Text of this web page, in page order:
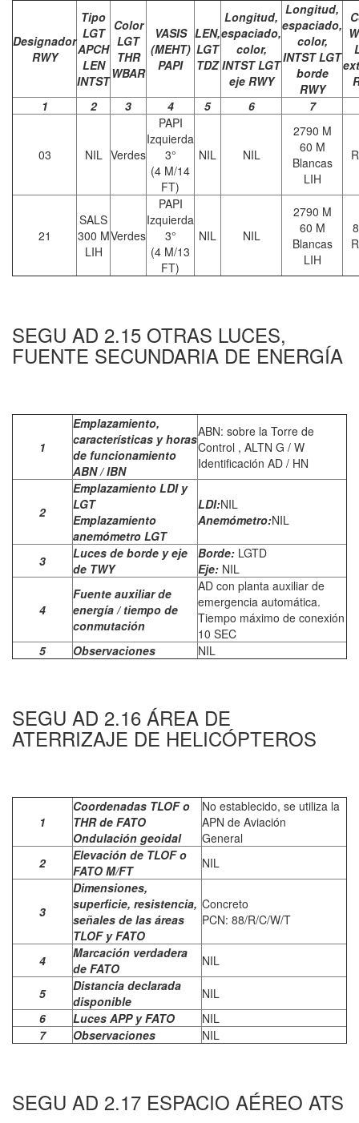
Designador
RWY
Tipo
LGT
APCH
LEN
INTST
Color
LGT
THR
WBAR
VASIS
(MEHT)
PAPI
LEN,
LGT
TDZ
Longitud,
espaciado,
color,
INTST LGT
eje RWY
Longitud,
espaciado,
color,
INTST LGT
borde
RWY
1
2 3 4 5 6 7
03 NIL Verdes
PAPI
Izquierda
3°
(4 M/14
FT)
NIL NIL
2790 M
60 M
Blancas
LIH
21
SALS
300 M
LIH
Verdes
PAPI
Izquierda
3°
(4 M/13
FT)
NIL NIL
2790 M
60 M
Blancas
LIH
SEGU AD 2.15 OTRAS LUCES,
FUENTE SECUNDARIA DE ENERGÍA
1
Emplazamiento,
características y horas
de funcionamiento
ABN / IBN
ABN: sobre la Torre de
Control , ALTN G / W
Identificación AD / HN
2
Emplazamiento LDI y
LGT
Emplazamiento
anemómetro LGT
LDI:NIL
Anemómetro:NIL
3
Luces de borde y eje
de TWY
Borde: LGTD
Eje: NIL
4
Fuente auxiliar de
energía / tiempo de
conmutación
AD con planta auxiliar de
emergencia automática.
Tiempo máximo de conexión
10 SEC
5
Observaciones NIL
SEGU AD 2.16 ÁREA DE
ATERRIZAJE DE HELICÓPTEROS
1
Coordenadas TLOF o
THR de FATO
Ondulación geoidal
No establecido, se utiliza la
APN de Aviación
General
2
Elevación de TLOF o
FATO M/FT
NIL
3
Dimensiones,
superficie, resistencia,
señales de las áreas
TLOF y FATO
Concreto
PCN: 88/R/C/W/T
4
Marcación verdadera
de FATO
NIL
5
Distancia declarada
disponible
NIL
6
Luces APP y FATO
NIL
7
Observaciones NIL
SEGU AD 2.17 ESPACIO AÉREO ATS